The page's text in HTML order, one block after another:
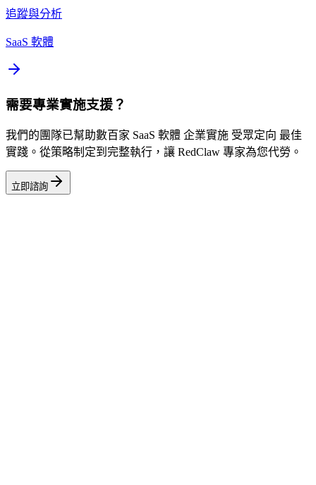
追蹤與分析
SaaS 軟體
需要專業實施支援？
我們的團隊已幫助數百家 SaaS 軟體 企業實施 受眾定向 最佳
實踐。從策略制定到完整執行，讓 RedClaw 專家為您代勞。
立即諮詢